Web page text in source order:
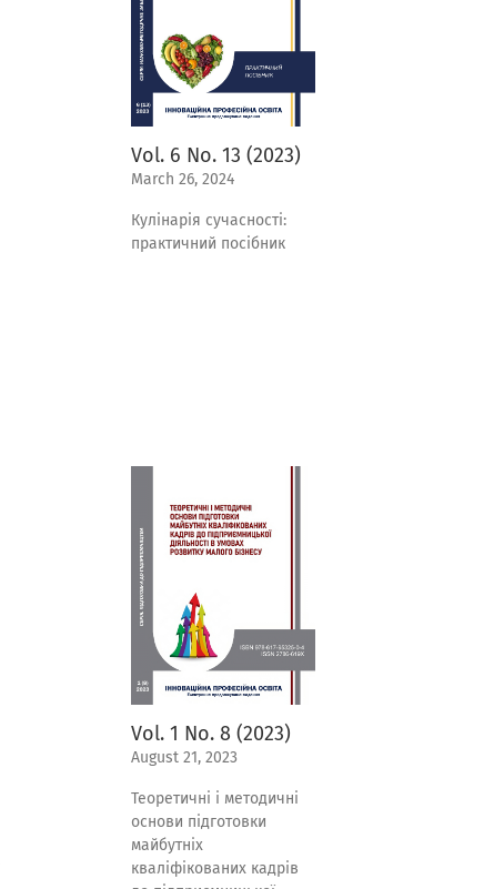
Vol. 6 No. 13 (2023)
March 26, 2024
Кулінарія сучасності:
практичний посібник
Vol. 1 No. 8 (2023)
August 21, 2023
Теоретичні і методичні
основи підготовки
майбутніх
кваліфікованих кадрів